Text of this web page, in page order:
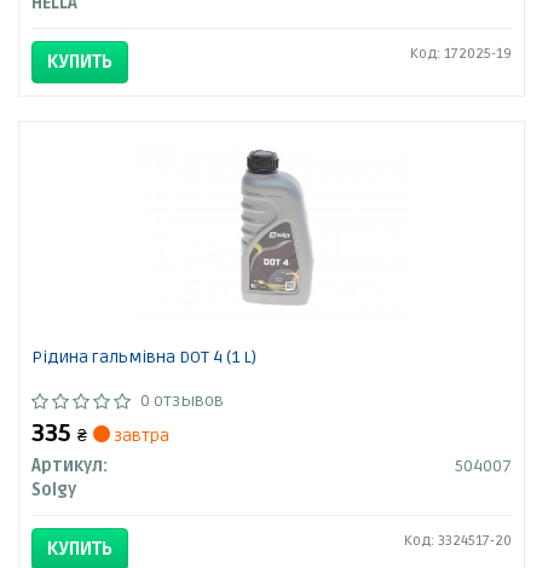
КУПИТЬ Код: 172025-19
Рідина гальмівна DOT 4 (1 L)
0 отзывов
335 ₴
завтра
Артикул:
504007
Solgy
КУПИТЬ Код: 3324517-20